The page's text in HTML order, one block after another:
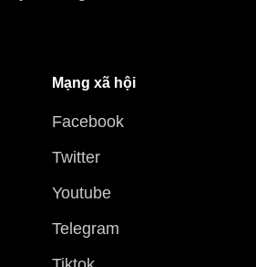
Mạng xã hội
Facebook
Twitter
Youtube
Telegram